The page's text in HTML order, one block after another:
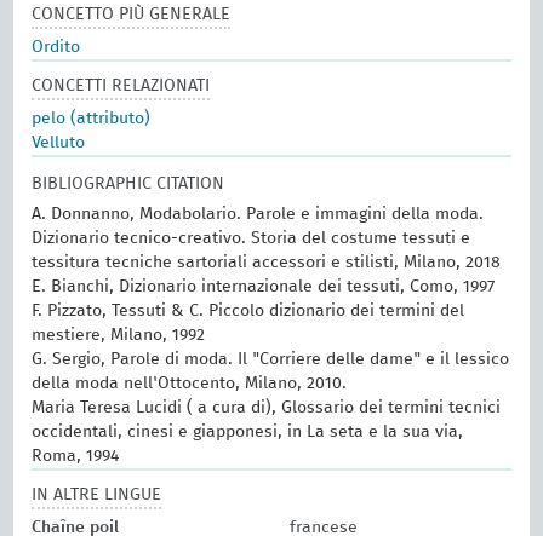
CONCETTO PIÙ GENERALE
Ordito
CONCETTI RELAZIONATI
pelo (attributo)
Velluto
BIBLIOGRAPHIC CITATION
A. Donnanno, Modabolario. Parole e immagini della moda.
Dizionario tecnico-creativo. Storia del costume tessuti e
tessitura tecniche sartoriali accessori e stilisti, Milano, 2018
E. Bianchi, Dizionario internazionale dei tessuti, Como, 1997
F. Pizzato, Tessuti & C. Piccolo dizionario dei termini del
mestiere, Milano, 1992
G. Sergio, Parole di moda. Il "Corriere delle dame" e il lessico
della moda nell'Ottocento, Milano, 2010.
Maria Teresa Lucidi ( a cura di), Glossario dei termini tecnici
occidentali, cinesi e giapponesi, in La seta e la sua via,
Roma, 1994
IN ALTRE LINGUE
Chaîne poil
francese